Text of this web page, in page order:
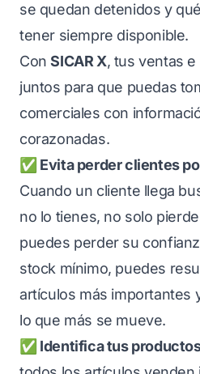
se quedan detenidos y
tener siempre disponible.
ConSICAR X, tus ventas e
juntos para que puedas
comerciales con
corazonadas.
✅ Evita perder clientes
Cuando un cliente llega
no lo tienes, no solo
puedes perder su
stock mínimo, puedes
artículos más importantes
lo que más se mueve.
✅ Identifica tus